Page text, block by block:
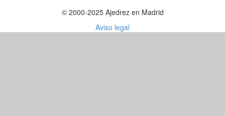
© 2000-2025 Ajedrez en Madrid
Aviso legal